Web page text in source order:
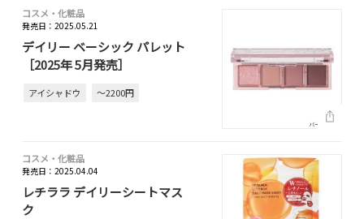
コスメ・化粧品
発売日：2025.05.21
デイリー ベーシック パレット
［2025年 5月発売］
アイシャドウ ～2200円
コスメ・化粧品
発売日：2025.04.04
レチララ デイリーシートマス
ク